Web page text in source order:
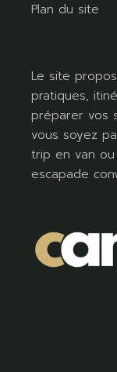
Plan du site
Le site
pratiques,
préparer vos
vous soyez
trip en van ou
escapade